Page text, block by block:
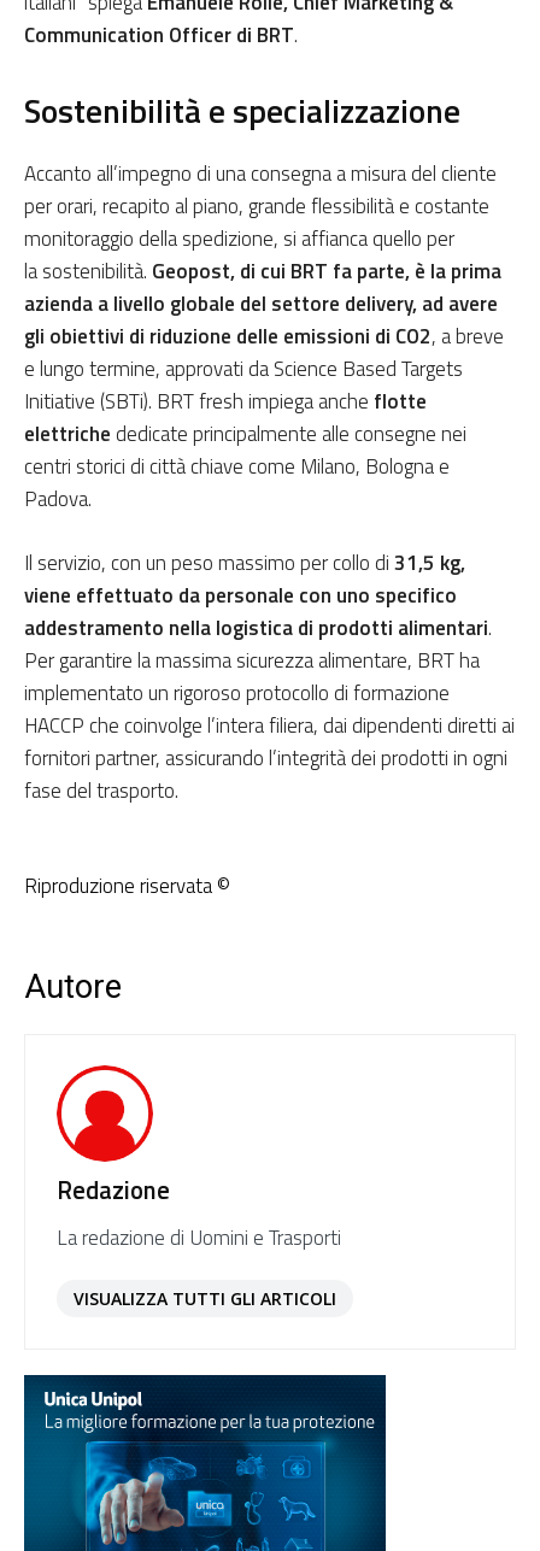
Communication Officer di BRT.
Sostenibilità e specializzazione
Accanto all’impegno di una consegna a misura del cliente
per orari, recapito al piano, grande flessibilità e costante
monitoraggio della spedizione, si affianca quello per
la sostenibilità. Geopost, di cui BRT fa parte, è la prima
azienda a livello globale del settore delivery, ad avere
gli obiettivi di riduzione delle emissioni di CO2, a breve
e lungo termine, approvati da Science Based Targets
Initiative (SBTi). BRT fresh impiega anche flotte
elettriche dedicate principalmente alle consegne nei
centri storici di città chiave come Milano, Bologna e
Padova.
Il servizio, con un peso massimo per collo di31,5 kg,
viene effettuato da personale con uno specifico
addestramento nella logistica di prodotti alimentari.
Per garantire la massima sicurezza alimentare, BRT ha
implementato un rigoroso protocollo di formazione
HACCP che coinvolge l’intera filiera, dai dipendenti diretti ai
fornitori partner, assicurando l’integrità dei prodotti in ogni
fase del trasporto.
Riproduzione riservata ©
Autore
Redazione
La redazione di Uomini e Trasporti
VISUALIZZA TUTTI GLI ARTICOLI